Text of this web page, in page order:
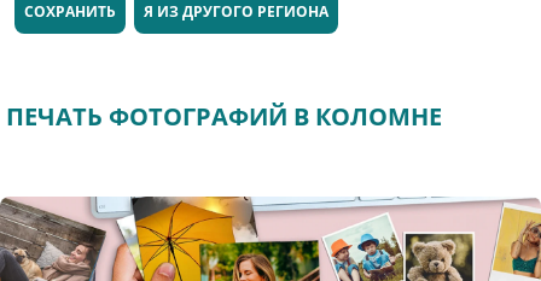
СОХРАНИТЬ Я ИЗ ДРУГОГО РЕГИОНА
ПЕЧАТЬ ФОТОГРАФИЙ В КОЛОМНЕ